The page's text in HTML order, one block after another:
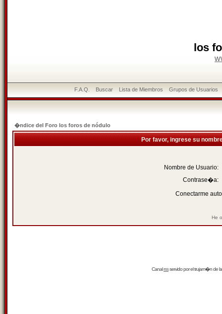
los
F.A.Q. Buscar Lista de Miembros Grupos de Usuarios
�ndice del Foro los foros de nódulo
Por favor, ingrese su
Nombre de Usuario:
Contrase�a:
Conectarme
He
Canalrssservido por eltrujam�nde